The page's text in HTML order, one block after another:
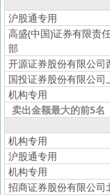
沪股通专用
高盛(中国)证券有限责
部
开源证券股份有限公司
国投证券股份有限公
机构专用
卖出金额最大的前5名
机构专用
沪股通专用
机构专用
招商证券股份有限公司